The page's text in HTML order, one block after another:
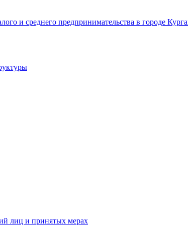
и среднего предпринимательства в городе
лиц и принятых мерах